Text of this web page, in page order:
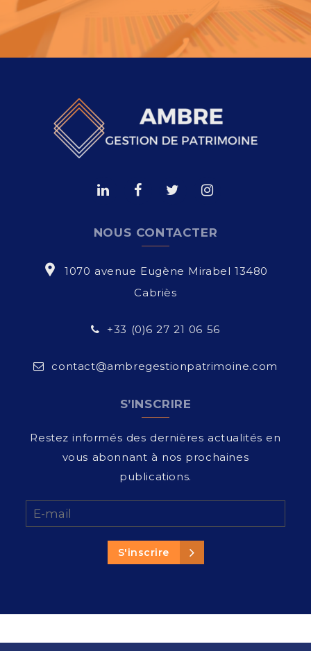
NOUS CONTACTER
1070 avenue Eugène Mirabel 13480
Cabriès
+33 (0)6 27 21 06 56
contact@ambregestionpatrimoine.com
S’INSCRIRE
Restez informés des dernières actualités en
vous abonnant à nos prochaines
publications.